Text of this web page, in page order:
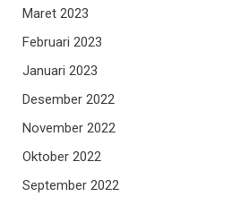
Maret 2023
Februari 2023
Januari 2023
Desember 2022
November 2022
Oktober 2022
September 2022